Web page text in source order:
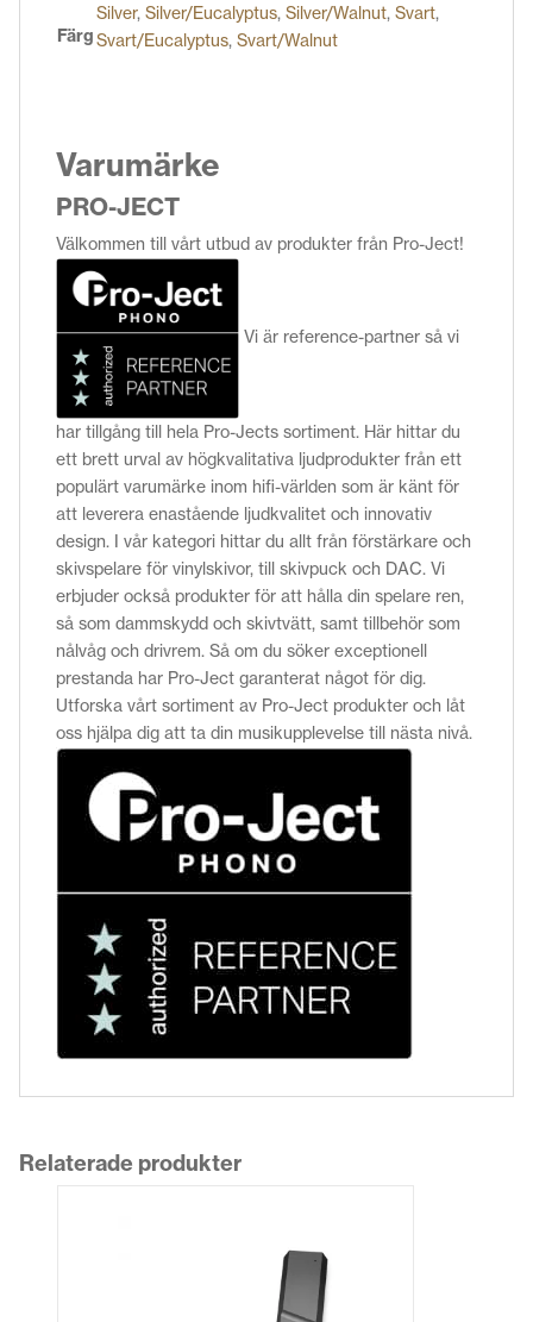
Färg
Silver, Silver/Eucalyptus, Silver/Walnut, Svart,
Svart/Eucalyptus, Svart/Walnut
Varumärke
PRO-JECT
Välkommen till vårt utbud av produkter från Pro-Ject!
Vi är reference-partner så vi
har tillgång till hela Pro-Jects sortiment. Här hittar du
ett brett urval av högkvalitativa ljudprodukter från ett
populärt varumärke inom hifi-världen som är känt för
att leverera enastående ljudkvalitet och innovativ
design. I vår kategori hittar du allt från förstärkare och
skivspelare för vinylskivor, till skivpuck och DAC. Vi
erbjuder också produkter för att hålla din spelare ren,
så som dammskydd och skivtvätt, samt tillbehör som
nålvåg och drivrem. Så om du söker exceptionell
prestanda har Pro-Ject garanterat något för dig.
Utforska vårt sortiment av Pro-Ject produkter och låt
oss hjälpa dig att ta din musikupplevelse till nästa nivå.
Relaterade produkter